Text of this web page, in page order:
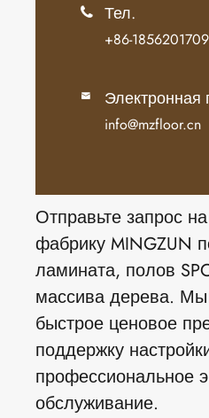
 Тел.
+86-
 Электронная
info@mzfloor.cn
Отправьте запрос
фабрику MINGZUN
ламината, полов
массива дерева.
быстрое ценовое
поддержку
профессиональное
обслуживание.